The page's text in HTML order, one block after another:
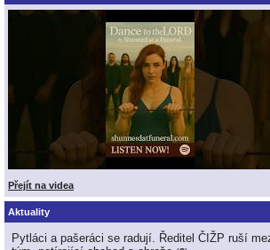
Přejít na videa
Aktuality
Pytláci a pašeráci se radují. Ředitel ČIŽP ruší